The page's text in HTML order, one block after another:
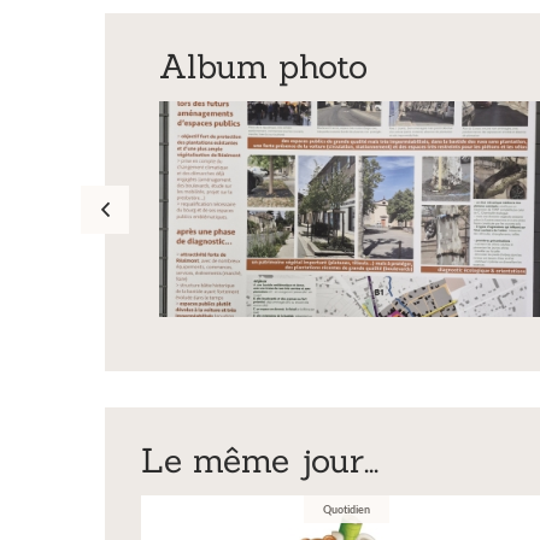
Album photo
Le même jour...
Quotidien
Exposition
Inscription Réal'Art